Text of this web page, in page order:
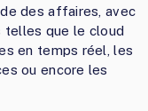
des affaires, avec
telles que le cloud
en temps réel, les
ou encore les